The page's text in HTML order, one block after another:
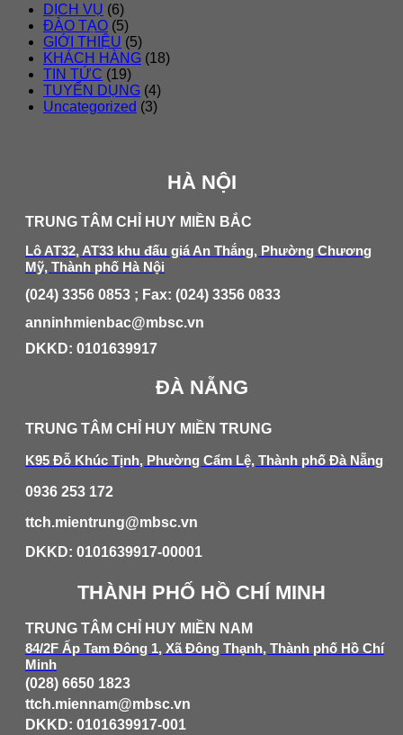
DỊCH VỤ (6)
ĐÀO TẠO (5)
GIỚI THIỆU (5)
KHÁCH HÀNG (18)
TIN TỨC (19)
TUYỂN DỤNG (4)
Uncategorized (3)
HÀ NỘI
TRUNG TÂM CHỈ HUY MIỀN BẮC
Lô AT32, AT33 khu đấu giá An Thắng, Phường Chương
Mỹ, Thành phố Hà Nội
(024) 3356 0853 ; Fax: (024) 3356 0833
anninhmienbac@mbsc.vn
DKKD: 0101639917
ĐÀ NẴNG
TRUNG TÂM CHỈ HUY MIỀN TRUNG
K95 Đỗ Khúc Tịnh, Phường Cẩm Lệ, Thành phố Đà Nẵng
0936 253 172
ttch.mientrung@mbsc.vn
DKKD: 0101639917-00001
THÀNH PHỐ HỒ CHÍ MINH
TRUNG TÂM CHỈ HUY MIỀN NAM
84/2F Ấp Tam Đông 1, Xã Đông Thạnh, Thành phố Hồ Chí
Minh
(028) 6650 1823
ttch.miennam@mbsc.vn
DKKD: 0101639917-001